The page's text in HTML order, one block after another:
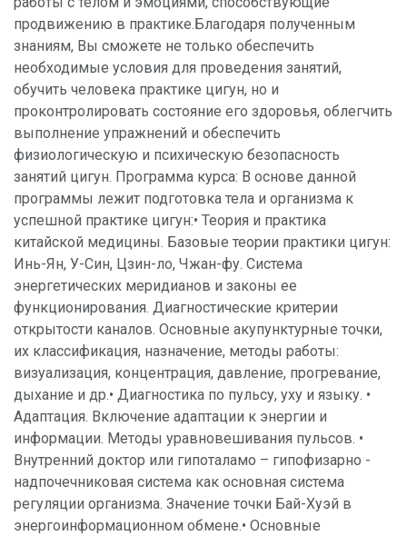
продвижению в практике.Благодаря полученным
знаниям, Вы сможете не только обеспечить
необходимые условия для проведения занятий,
обучить человека практике цигун, но и
проконтролировать состояние его здоровья, облегчить
выполнение упражнений и обеспечить
физиологическую и психическую безопасность
занятий цигун. Программа курса: В основе данной
программы лежит подготовка тела и организма к
успешной практике цигун:• Теория и практика
китайской медицины. Базовые теории практики цигун:
Инь-Ян, У-Син, Цзин-ло, Чжан-фу. Система
энергетических меридианов и законы ее
функционирования. Диагностические критерии
открытости каналов. Основные акупунктурные точки,
их классификация, назначение, методы работы:
визуализация, концентрация, давление, прогревание,
дыхание и др.• Диагностика по пульсу, уху и языку. •
Адаптация. Включение адаптации к энергии и
информации. Методы уравновешивания пульсов. •
Внутренний доктор или гипоталамо – гипофизарно -
надпочечниковая система как основная система
регуляции организма. Значение точки Бай-Хуэй в
энергоинформационном обмене.• Основные